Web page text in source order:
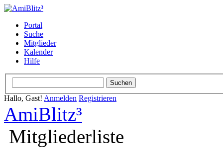
Portal
Suche
Mitglieder
Kalender
Hilfe
Hallo, Gast! Anmelden Registrieren
AmiBlitz³
Mitgliederliste